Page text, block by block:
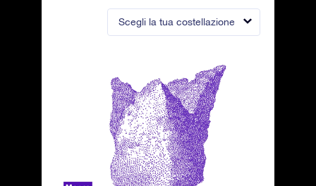
Scegli la tua costellazione